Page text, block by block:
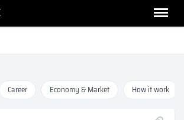
Career Economy & Market How it work